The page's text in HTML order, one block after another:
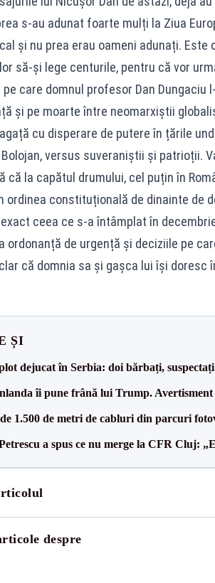
s-au adunat foarte mulți la Ziua
și nu prea erau oameni adunați.
să-și lege centurile, pentru că vor
pe care domnul profesor Dan Dungaciu
și pe moarte între neomarxiștii
cu disperare de putere în țările
versus suveraniștii și patrioții.
că la capătul drumului, cel puțin în
ordinea constituțională de dinainte de
ceea ce s-a întâmplat în
ordonanță de urgență și deciziile pe
că domnia sa și gașca lui își doresc
ȘI
dejucat în Serbia: doi bărbați,
îi pune frână lui Trump.
1.500 de metri de cabluri din parcuri
a spus ce nu merge la CFR Cluj:
despre